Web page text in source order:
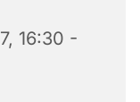
16:30 -